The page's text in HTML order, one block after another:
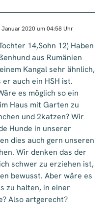
Januar 2020 um 04:58 Uhr
14,Sohn 12) Haben
aus Rumänien
Kangal sehr ähnlich,
auch ein HSH ist.
es möglich so ein
Haus mit Garten zu
und 2katzen? Wir
Hunde in unserer
dies auch gern unseren
Wir denken das der
schwer zu erziehen ist,
bewusst. Aber wäre es
zu halten, in einer
Also artgerecht?